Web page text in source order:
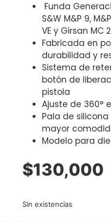
Funda
S&W M&P 9,
VE y Girsan MC
Fabricada en
durabilidad y
Sistema de
botón de
pistola
Ajuste de 360°
Pala de
mayor
Modelo para
$130,000
Sin existencias